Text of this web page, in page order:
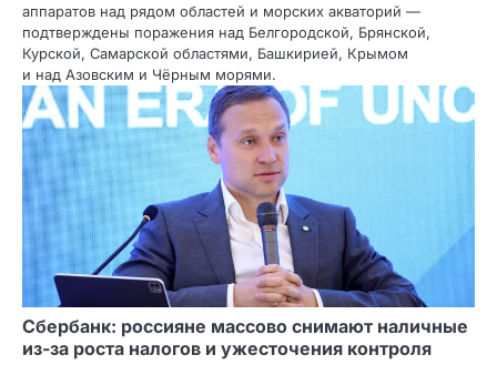
аппаратов над рядом областей и морских акваторий —
подтверждены поражения над Белгородской, Брянской,
Курской, Самарской областями, Башкирией, Крымом
и над Азовским и Чёрным морями.
Сбербанк: россияне массово снимают наличные
из‑за роста налогов и ужесточения контроля